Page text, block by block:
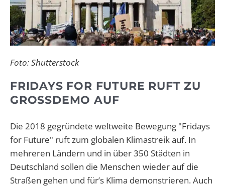
Foto: Shutterstock
FRIDAYS FOR FUTURE RUFT ZU
GROSSDEMO AUF
Die 2018 gegründete weltweite Bewegung "Fridays
for Future" ruft zum globalen Klimastreik auf. In
mehreren Ländern und in über 350 Städten in
Deutschland sollen die Menschen wieder auf die
Straßen gehen und für’s Klima demonstrieren. Auch